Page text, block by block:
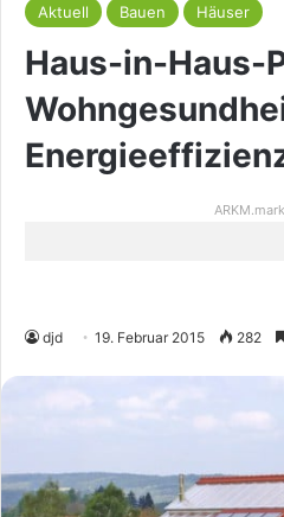
Aktuell Bauen Häuser
Haus-in-Haus-
djd 19. Februar 2015 282